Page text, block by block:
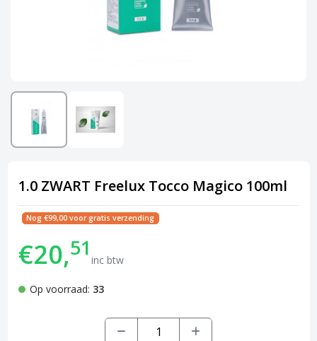
1.0 ZWART Freelux Tocco Magico 100ml
Nog €99,00 voor gratis verzending
€20,51 inc btw
Op voorraad: 33